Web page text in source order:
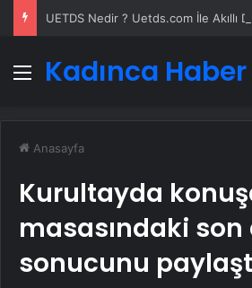
Menü
Kadınca Haber
Anasayfa
Kurultayda
masasındaki
sonucunu